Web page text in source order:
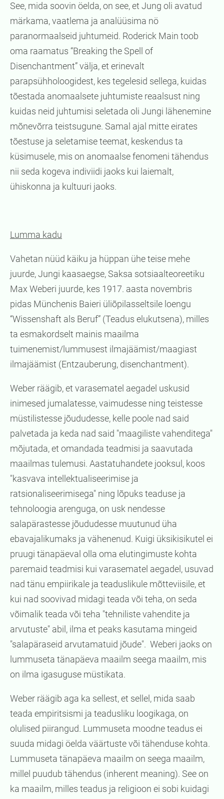
See, mida soovin öelda, on see, et Jung oli avatud
märkama, vaatlema ja analüüsima nö
paranormaalseid juhtumeid. Roderick Main toob
oma raamatus “Breaking the Spell of
Disenchantment” välja, et erinevalt
parapsühholoogidest, kes tegelesid sellega, kuidas
tõestada anomaalsete juhtumiste reaalsust ning
kuidas neid juhtumisi seletada oli Jungi lähenemine
mõnevõrra teistsugune. Samal ajal mitte eirates
tõestuse ja seletamise teemat, keskendus ta
küsimusele, mis on anomaalse fenomeni tähendus
nii seda kogeva indiviidi jaoks kui laiemalt,
ühiskonna ja kultuuri jaoks.
Lumma kadu
Vahetan nüüd käiku ja hüppan ühe teise mehe
juurde, Jungi kaasaegse, Saksa sotsiaalteoreetiku
Max Weberi juurde, kes 1917. aasta novembris
pidas Münchenis Baieri üliõpilasseltsile loengu
“Wissenshaft als Beruf” (Teadus elukutsena), milles
ta esmakordselt mainis maailma
tuimenemist/lummusest ilmajäämist/maagiast
ilmajäämist (Entzauberung, disenchantment).
Weber räägib, et varasematel aegadel uskusid
inimesed jumalatesse, vaimudesse ning teistesse
müstilistesse jõududesse, kelle poole nad said
palvetada ja keda nad said "maagiliste vahenditega"
mõjutada, et omandada teadmisi ja saavutada
maailmas tulemusi. Aastatuhandete jooksul, koos
"kasvava intellektualiseerimise ja
ratsionaliseerimisega" ning lõpuks teaduse ja
tehnoloogia arenguga, on usk nendesse
salapärastesse jõududesse muutunud üha
ebavajalikumaks ja vähenenud. Kuigi üksikisikutel ei
pruugi tänapäeval olla oma elutingimuste kohta
paremaid teadmisi kui varasematel aegadel, usuvad
nad tänu empiirikale ja teaduslikule mõtteviisile, et
kui nad soovivad midagi teada või teha, on seda
võimalik teada või teha "tehniliste vahendite ja
arvutuste" abil, ilma et peaks kasutama mingeid
"salapäraseid arvutamatuid jõude". Weberi jaoks on
lummuseta tänapäeva maailm seega maailm, mis
on ilma igasuguse müstikata.
Weber räägib aga ka sellest, et sellel, mida saab
teada empiritsismi ja teadusliku loogikaga, on
olulised piirangud. Lummuseta moodne teadus ei
suuda midagi öelda väärtuste või tähenduse kohta.
Lummuseta tänapäeva maailm on seega maailm,
millel puudub tähendus (inherent meaning). See on
ka maailm, milles teadus ja religioon ei sobi kuidagi